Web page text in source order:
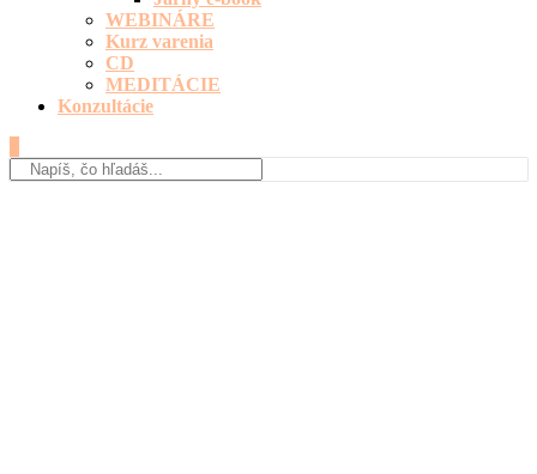
WEBINÁRE
Kurz varenia
CD
MEDITÁCIE
Konzultácie